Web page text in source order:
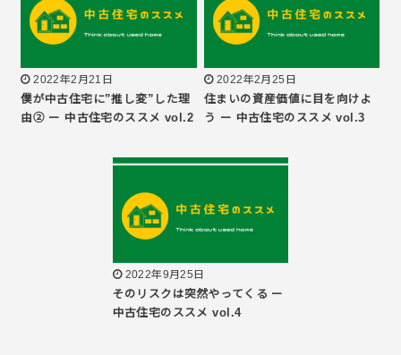
2022年2月21日
僕が中古住宅に”推し変”した理
由② ー 中古住宅のススメ vol.2
2022年2月25日
住まいの資産価値に目を向けよ
う ー 中古住宅のススメ vol.3
2022年9月25日
そのリスクは突然やってくる ー
中古住宅のススメ vol.4